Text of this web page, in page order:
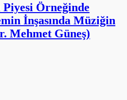
Piyesi Örneğinde
İnşasında Müziğin
Mehmet Güneş)